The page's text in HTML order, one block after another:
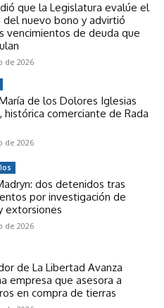
que la Legislatura evalúe el
nuevo bono y advirtió
vencimientos de deuda que
de 2026
de los Dolores Iglesias
histórica comerciante de Rada
de 2026
dos detenidos tras
por investigación de
extorsiones
de 2026
de La Libertad Avanza
empresa que asesora a
en compra de tierras